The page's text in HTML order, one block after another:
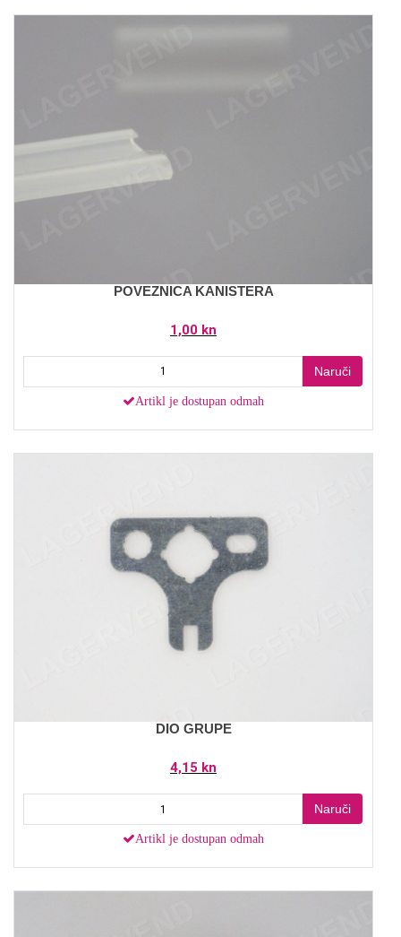
POVEZNICA KANISTERA
1,00 kn
Naruči
Artikl je dostupan odmah
DIO GRUPE
4,15 kn
Naruči
Artikl je dostupan odmah